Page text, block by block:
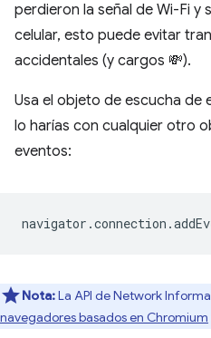
perdieron la señal de Wi-Fi y
celular, esto puede evitar
accidentales (y cargos 💸).
Usa el objeto de escucha de
lo harías con cualquier otro
eventos:
navigator .connection .
Nota:La API de Network
navegadores basados en Chromium